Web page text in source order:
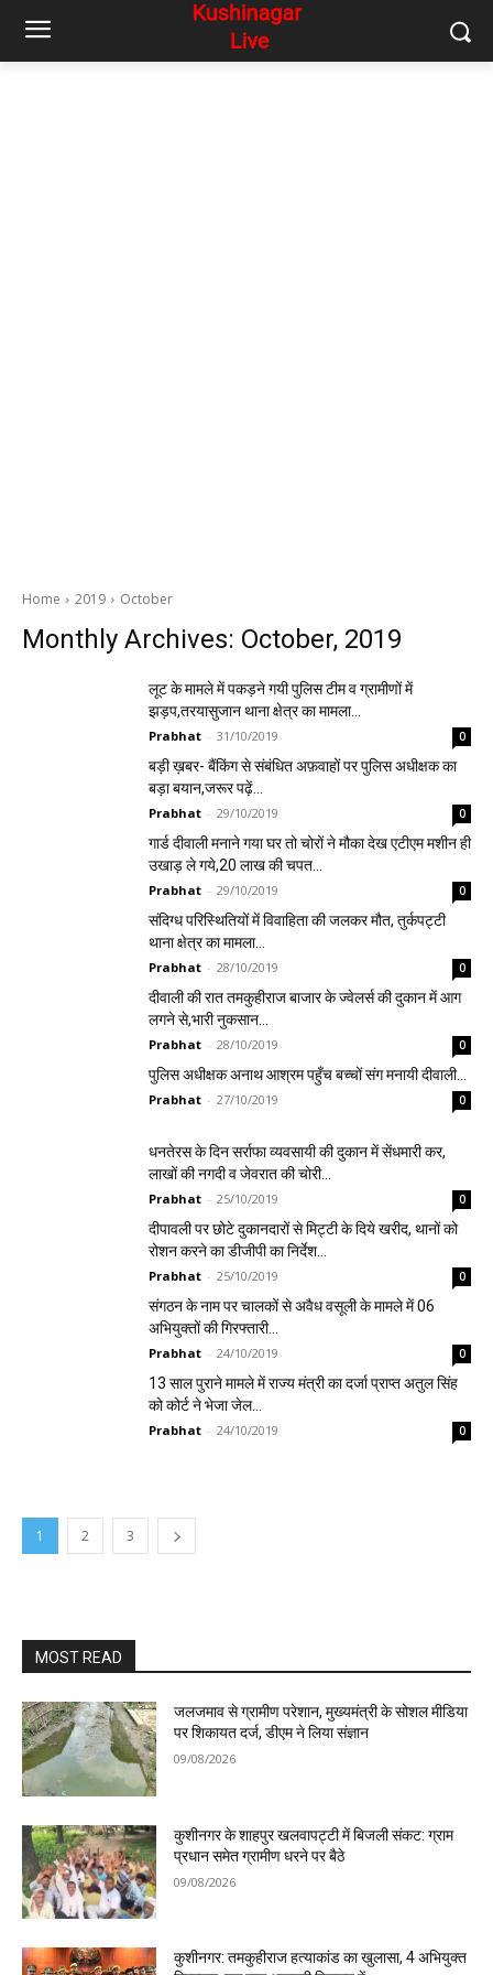
Home 2019 October
Monthly Archives: October, 2019
लूट के मामले में पकड़ने गयी पुलिस टीम व ग्रामीणों में
झड़प,तरयासुजान थाना क्षेत्र का मामला…
Prabhat - 31/10/2019 0
बड़ी ख़बर- बैंकिंग से संबंधित अफ़वाहों पर पुलिस अधीक्षक का
बड़ा बयान,जरूर पढ़ें…
Prabhat - 29/10/2019 0
गार्ड दीवाली मनाने गया घर तो चोरों ने मौका देख एटीएम मशीन ही
उखाड़ ले गये,20 लाख की चपत…
Prabhat - 29/10/2019 0
संदिग्ध परिस्थितियों में विवाहिता की जलकर मौत, तुर्कपट्टी
थाना क्षेत्र का मामला…
Prabhat - 28/10/2019 0
दीवाली की रात तमकुहीराज बाजार के ज्वेलर्स की दुकान में आग
लगने से,भारी नुकसान…
Prabhat - 28/10/2019 0
पुलिस अधीक्षक अनाथ आश्रम पहुँच बच्चों संग मनायी दीवाली…
Prabhat - 27/10/2019 0
धनतेरस के दिन सर्राफा व्यवसायी की दुकान में सेंधमारी कर,
लाखों की नगदी व जेवरात की चोरी…
Prabhat - 25/10/2019 0
दीपावली पर छोटे दुकानदारों से मिट्टी के दिये खरीद, थानों को
रोशन करने का डीजीपी का निर्देश…
Prabhat - 25/10/2019 0
संगठन के नाम पर चालकों से अवैध वसूली के मामले में 06
अभियुक्तों की गिरफ्तारी…
Prabhat - 24/10/2019 0
13 साल पुराने मामले में राज्य मंत्री का दर्जा प्राप्त अतुल सिंह
को कोर्ट ने भेजा जेल…
Prabhat - 24/10/2019 0
1 2 3
MOST READ
जलजमाव से ग्रामीण परेशान, मुख्यमंत्री के सोशल मीडिया
पर शिकायत दर्ज, डीएम ने लिया संज्ञान
09/08/2026
कुशीनगर के शाहपुर खलवापट्टी में बिजली संकट: ग्राम
प्रधान समेत ग्रामीण धरने पर बैठे
09/08/2026
कुशीनगर: तमकुहीराज हत्याकांड का खुलासा, 4 अभियुक्त